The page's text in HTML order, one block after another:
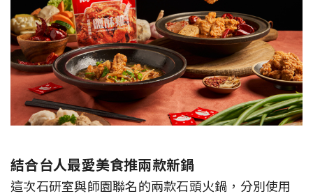
結合台人最愛美食推兩款新鍋
這次石研室與師園聯名的兩款石頭火鍋，分別使用